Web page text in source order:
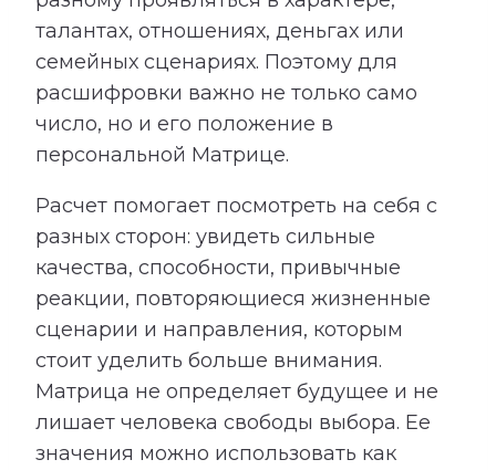
талантах, отношениях, деньгах или
семейных сценариях. Поэтому для
расшифровки важно не только само
число, но и его положение в
персональной Матрице.
Расчет помогает посмотреть на себя с
разных сторон: увидеть сильные
качества, способности, привычные
реакции, повторяющиеся жизненные
сценарии и направления, которым
стоит уделить больше внимания.
Матрица не определяет будущее и не
лишает человека свободы выбора. Ее
значения можно использовать как